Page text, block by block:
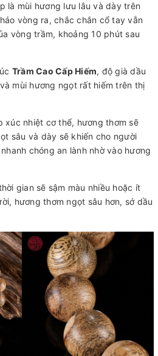
là mùi hương lưu lâu và dày trên
vòng ra, chắc chắn cổ tay vẫn
vòng trầm, khoảng 10 phút sau
Trầm Cao Cấp Hiếm, độ già dầu
mùi hương ngọt rất hiếm trên thị
xúc nhiệt cơ thể, hương thơm sẽ
sâu và dày sẽ khiến cho người
chóng an lành nhờ vào hương
gian sẽ sậm màu nhiều hoặc ít
hương thơm ngọt sâu hơn, sớ dầu